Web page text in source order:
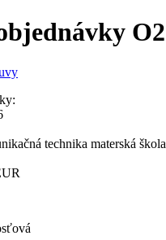
technika materská škola